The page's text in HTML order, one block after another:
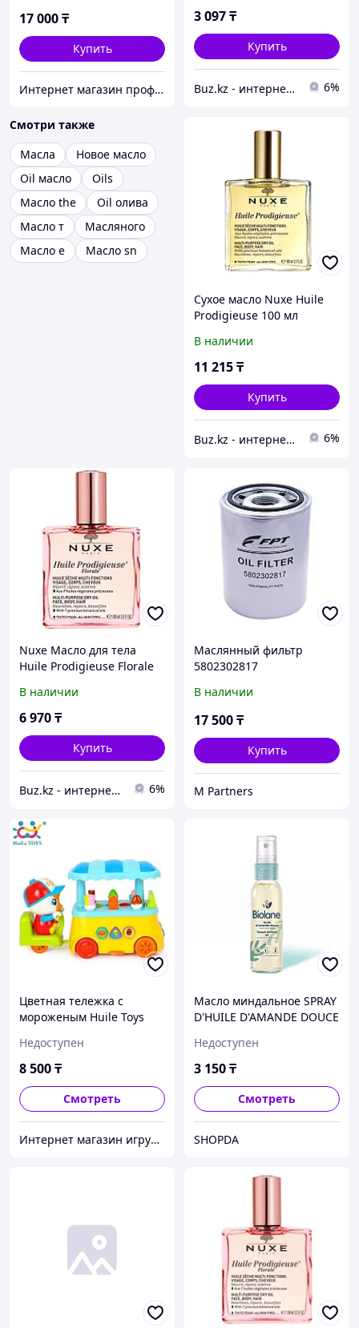
17 000₸
Купить
Интернет магазин профессиональной косметики Lili.kz
3 097₸
Купить
Buz.kz - интернет магазин 6%
Смотри также
Масла
Новое масло
Oil масло
Oils
Масло the
Oil олива
Масло т
Масляного
Масло е
Масло sn
Сухое масло Nuxe Huile
Prodigieuse 100 мл
В наличии
11 215₸
Купить
Buz.kz - интернет магазин 6%
Nuxe Масло для тела
Huile Prodigieuse Florale
В наличии
6 970₸
Купить
Buz.kz - интернет магазин 6%
Маслянный фильтр
5802302817
В наличии
17 500₸
Купить
M Partners
Цветная тележка с
мороженым Huile Toys
Недоступен
8 500₸
Смотреть
Интернет магазин игрушек poopsik.kz
Масло миндальное SPRAY
D'HUILE D'AMANDE DOUCE
Недоступен
3 150₸
Смотреть
SHOPDA